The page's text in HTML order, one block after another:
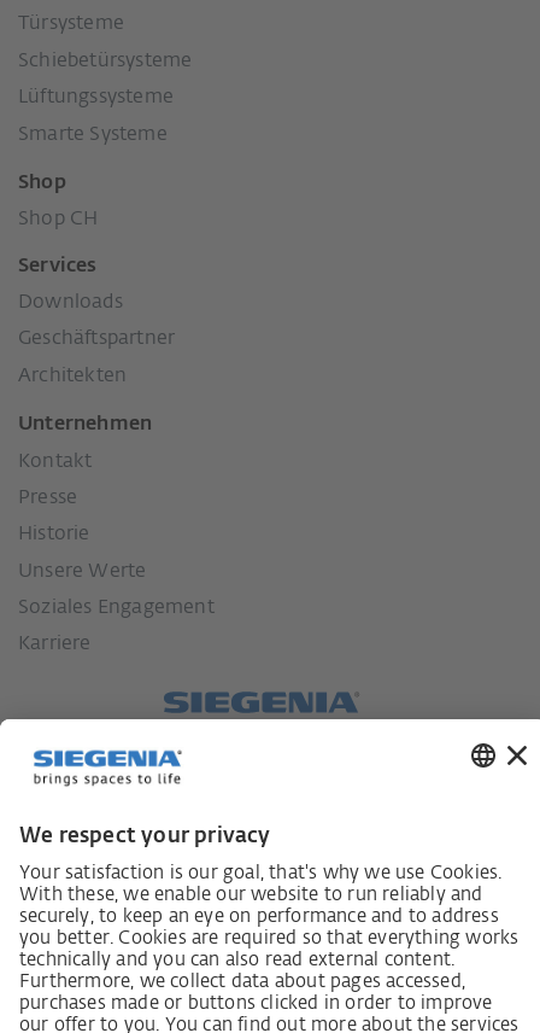
Türsysteme
Schiebetürsysteme
Lüftungssysteme
Smarte Systeme
Shop
Shop CH
Services
Downloads
Geschäftspartner
Architekten
Unternehmen
Kontakt
Presse
Historie
Unsere Werte
Soziales Engagement
Karriere
Lieferkettensorgfaltspflichtengesetz
Lieferantenkodex
LkSG-Merkblatt für Lieferanten
Grundsatzerklärung Menschenrechtsstrategie
Beschwerdeverfahren